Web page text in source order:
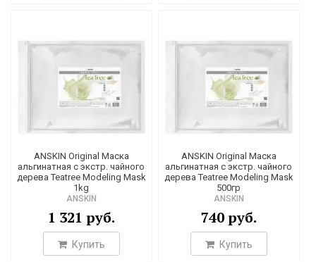
4
1
1
1
12
9
ANSKIN Original Маска
альгинатная с экстр. чайного
дерева Teatree Modeling Mask
1kg
ANSKIN
1 321 руб.
Купить
ANSKIN Original Маска
альгинатная с экстр. чайного
дерева Teatree Modeling Mask
500гр
ANSKIN
740 руб.
Купить